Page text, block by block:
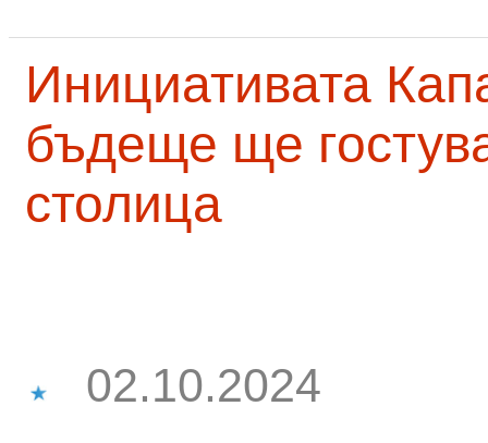
Инициативата
бъдеще ще
столица
02.10.2024